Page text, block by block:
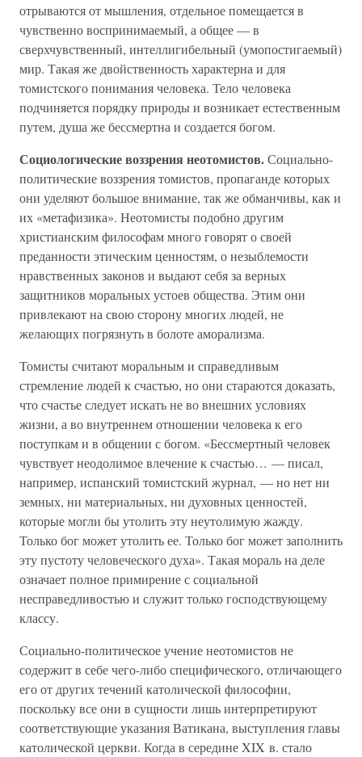
отрываются от мышления, отдельное помещается в
чувственно воспринимаемый, а общее — в
сверхчувственный, интеллигибельный (умопостигаемый)
мир. Такая же двойственность характерна и для
томистского понимания человека. Тело человека
подчиняется порядку природы и возникает естественным
путем, душа же бессмертна и создается богом.
Социологические воззрения неотомистов.Социально-
политические воззрения томистов, пропаганде которых
они уделяют большое внимание, так же обманчивы, как и
их «метафизика». Неотомисты подобно другим
христианским философам много говорят о своей
преданности этическим ценностям, о незыблемости
нравственных законов и выдают себя за верных
защитников моральных устоев общества. Этим они
привлекают на свою сторону многих людей, не
желающих погрязнуть в болоте аморализма.
Томисты считают моральным и справедливым
стремление людей к счастью, но они стараются доказать,
что счастье следует искать не во внешних условиях
жизни, а во внутреннем отношении человека к его
поступкам и в общении с богом. «Бессмертный человек
чувствует неодолимое влечение к счастью… — писал,
например, испанский томистский журнал, — но нет ни
земных, ни материальных, ни духовных ценностей,
которые могли бы утолить эту неутолимую жажду.
Только бог может утолить ее. Только бог может заполнить
эту пустоту человеческого духа». Такая мораль на деле
означает полное примирение с социальной
несправедливостью и служит только господствующему
классу.
Социально-политическое учение неотомистов не
содержит в себе чего-либо специфического, отличающего
его от других течений католической философии,
поскольку все они в сущности лишь интерпретируют
соответствующие указания Ватикана, выступления главы
католической церкви. Когда в середине XIX в. стало